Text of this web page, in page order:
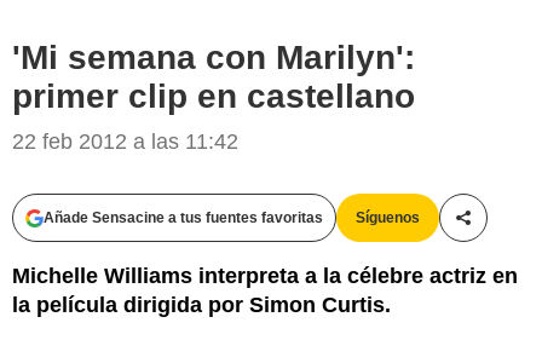
'Mi semana con Marilyn':
primer clip en castellano
22 feb 2012 a las 11:42
Añade Sensacine a tus fuentes favoritas Síguenos
Michelle Williams interpreta a la célebre actriz en
la película dirigida por Simon Curtis.